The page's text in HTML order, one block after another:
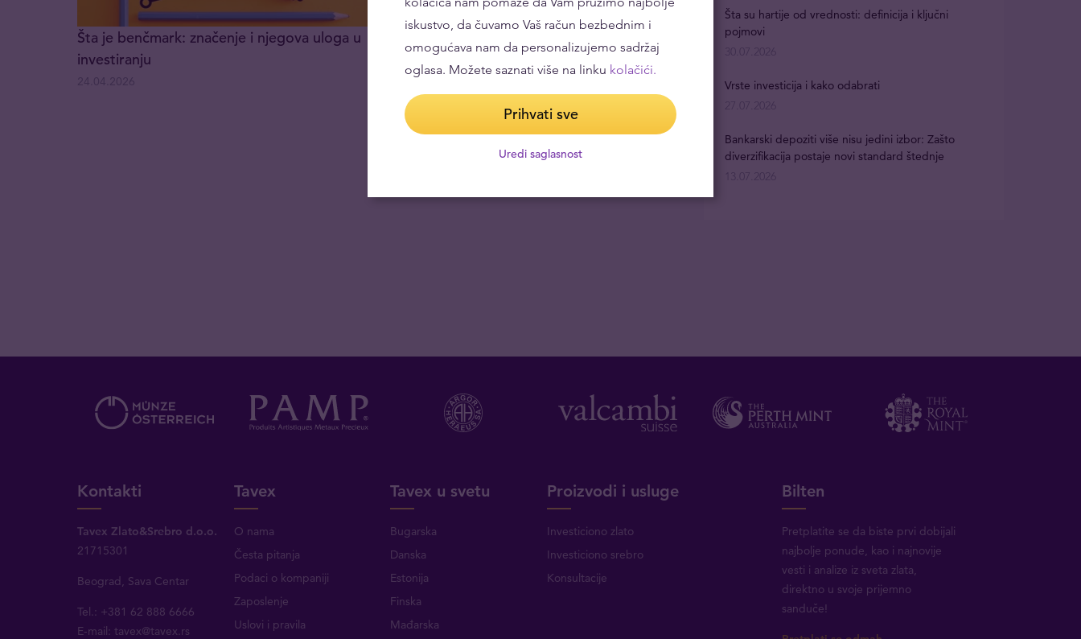
Šta je benčmark: značenje i njegova uloga u
investiranju
Šta su hartije od vrednosti: definicija i ključni
pojmovi
30.07.2026
Vrste investicija i kako odabrati
27.07.2026
Bankarski depoziti više nisu jedini izbor: Zašto
diverzifikacija postaje novi standard štednje
13.07.2026
Kontakti
Tavex Zlato&Srebro d.o.o.
21715301
Beograd, Sava Centar
Tel.: +381 62 888 6666
E-mail:tavex@tavex.rs
Tavex
O nama
Česta pitanja
Podaci o kompaniji
Zaposlenje
Uslovi i pravila
Tavex u svetu
Bugarska
Danska
Estonija
Finska
Mađarska
Proizvodi i usluge
Investiciono zlato
Investiciono srebro
Konsultacije
Bilten
Pretplatite se da biste prvi dobijali
najbolje ponude, kao i najnovije
vesti i analize iz sveta zlata,
direktno u svoje prijemno
sanduče!
iskustvo, da čuvamo Vaš račun bezbednim i
omogućava nam da personalizujemo sadržaj
oglasa. Možete saznati više na linku kolačići.
Prihvati sve
Uredi saglasnost